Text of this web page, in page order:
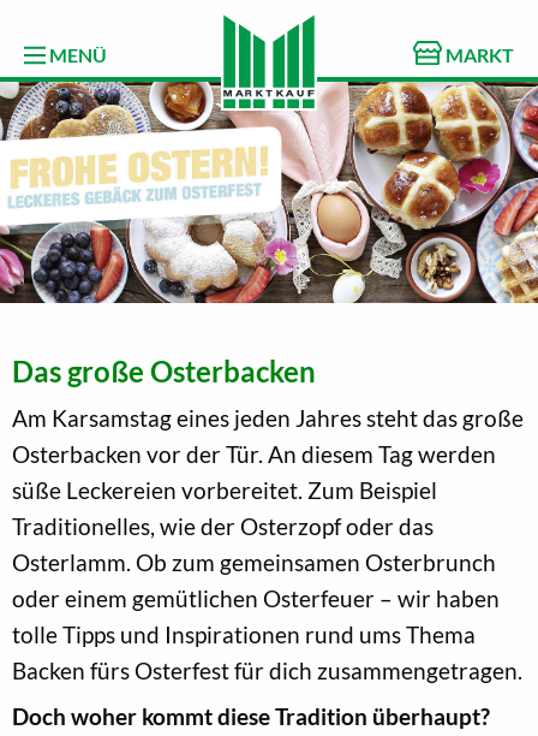
MENÜ MARKT
Das große Osterbacken
Am Karsamstag eines jeden Jahres steht das große
Osterbacken vor der Tür. An diesem Tag werden
süße Leckereien vorbereitet. Zum Beispiel
Traditionelles, wie der Osterzopf oder das
Osterlamm. Ob zum gemeinsamen Osterbrunch
oder einem gemütlichen Osterfeuer – wir haben
tolle Tipps und Inspirationen rund ums Thema
Backen fürs Osterfest für dich zusammengetragen.
Doch woher kommt diese Tradition überhaupt?